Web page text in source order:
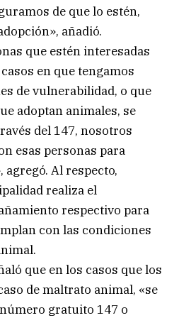
de que lo estén,
añadió.
que estén interesadas
en que tengamos
de vulnerabilidad, o que
adoptan animales, se
del 147, nosotros
esas personas para
Al respecto,
realiza el
respectivo para
con las condiciones
que en los casos que los
de maltrato animal, «se
gratuito 147 o